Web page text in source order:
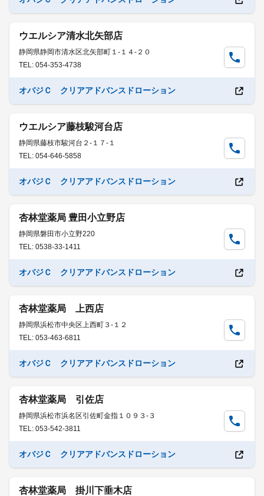
ウエルシア清水北矢部店
静岡県静岡市清水区北矢部町１-１４-２０
TEL: 054-353-4738
オバジＣ クリアアドバンスドローション
ウエルシア藤枝駿河台店
静岡県藤枝市駿河台２-１７-１
TEL: 054-646-5858
オバジＣ クリアアドバンスドローション
杏林堂薬局 豊田小立野店
静岡県磐田市小立野220
TEL: 0538-33-1411
オバジＣ クリアアドバンスドローション
杏林堂薬局 上西店
静岡県浜松市中央区上西町３-１２
TEL: 053-463-6811
オバジＣ クリアアドバンスドローション
杏林堂薬局 引佐店
静岡県浜松市浜名区引佐町金指１０９３-３
TEL: 053-542-3811
オバジＣ クリアアドバンスドローション
杏林堂薬局 掛川下垂木店